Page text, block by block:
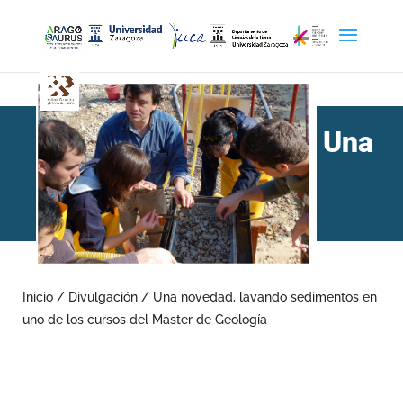
Una
sedimentos en uno de los
cursos del Master de
Inicio / Divulgación / Una novedad, lavando sedimentos en
uno de los cursos del Master de Geología